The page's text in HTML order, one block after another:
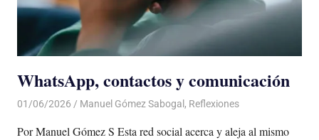
WhatsApp, contactos y comunicación
01/06/2026 De todo un Poco
Manuel Gómez Sabogal , Reflexiones
Por Manuel Gómez S Esta red social acerca y aleja al mismo